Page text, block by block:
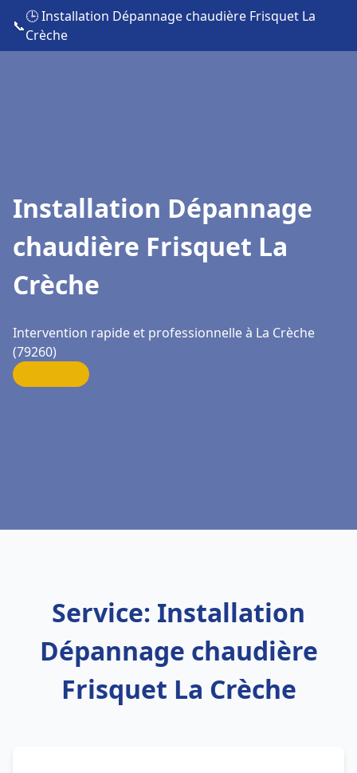
📞
🕒 Installation Dépannage chaudière Frisquet La
Crèche
Installation Dépannage
chaudière Frisquet La
Crèche
Intervention rapide et professionnelle à La Crèche
(79260)
Service: Installation
Dépannage chaudière
Frisquet La Crèche